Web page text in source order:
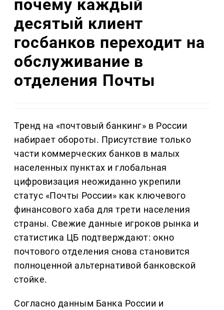
почему каждый
десятый клиент
госбанков переходит на
обслуживание в
отделения Почты
Тренд на «почтовый банкинг» в России
набирает обороты. Присутствие только
части коммерческих банков в малых
населенных пунктах и глобальная
цифровизация неожиданно укрепили
статус «Почты России» как ключевого
финансового хаба для трети населения
страны. Свежие данные игроков рынка и
статистика ЦБ подтверждают: окно
почтового отделения снова становится
полноценной альтернативой банковской
стойке.
Согласно данным Банка России и